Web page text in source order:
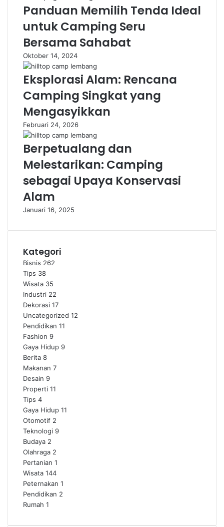
Panduan Memilih Tenda Ideal
untuk Camping Seru
Bersama Sahabat
Oktober 14, 2024
Eksplorasi Alam: Rencana
Camping Singkat yang
Mengasyikkan
Februari 24, 2026
Berpetualang dan
Melestarikan: Camping
sebagai Upaya Konservasi
Alam
Januari 16, 2025
Kategori
Bisnis 262
Tips 38
Wisata 35
Industri 22
Dekorasi 17
Uncategorized 12
Pendidikan 11
Fashion 9
Gaya Hidup 9
Berita 8
Makanan 7
Desain 9
Properti 11
Tips 4
Gaya Hidup 11
Otomotif 2
Teknologi 9
Budaya 2
Olahraga 2
Pertanian 1
Wisata 144
Peternakan 1
Pendidikan 2
Rumah 1